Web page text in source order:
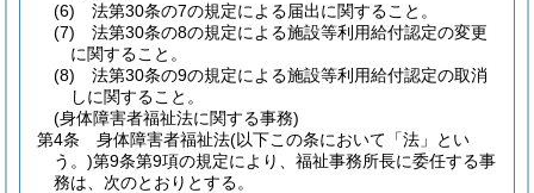
(6)
法第30条の7の規定による届出に関すること。
(7)
法第30条の8の規定による施設等利用給付認定の変更
に関すること。
(8)
法第30条の9の規定による施設等利用給付認定の取消
しに関すること。
(身体障害者福祉法に関する事務)
第4条
身体障害者福祉法(以下この条において「法」とい
う。)第9条第9項の規定により、福祉事務所長に委任する事
務は、次のとおりとする。